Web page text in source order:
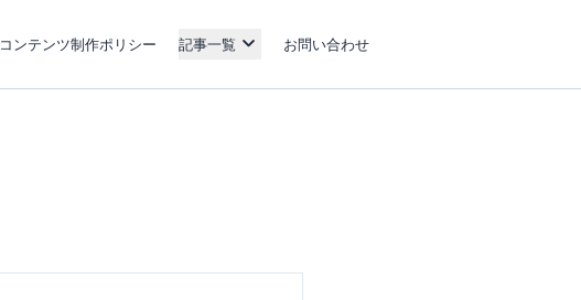
コンテンツ制作ポリシー 記事一覧 お問い合わせ